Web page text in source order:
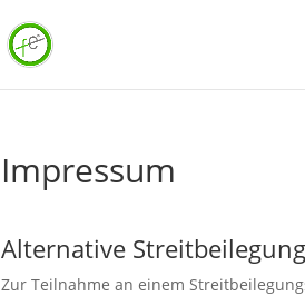
Impressum
Alternative
Zur Teilnahme an einem